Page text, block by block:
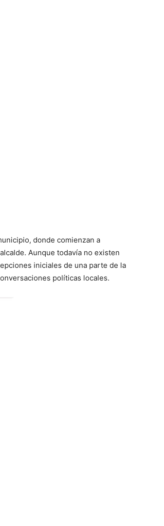
donde comienzan a
Aunque todavía no existen
iniciales de una parte de la
políticas locales.